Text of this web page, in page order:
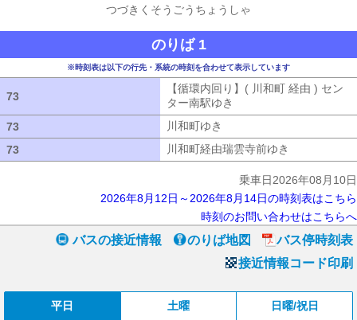
つづきくそうごうちょうしゃ
のりば 1
※時刻表は以下の行先・系統の時刻を合わせて表示しています
73
【循環内回り】( 川和町 経由 ) セン
ター南駅ゆき
73
川和町ゆき
73
川和町経由瑞雲寺前ゆき
乗車日2026年08月10日
2026年8月12日～2026年8月14日の時刻表はこちら
時刻のお問い合わせはこちらへ
バスの接近情報 のりば地図
バス停時刻表
接近情報コード印刷
平日 土曜 日曜/祝日